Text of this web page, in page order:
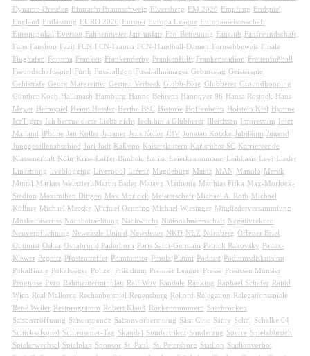
Dynamo Dresden
Eintracht Braunschweig Elversberg EM 2020 Empfang
Endspiel
England
Entlassung EURO 2020 Europa Europa League
Europameisterschaft
Europapokal
Everton Fahnenmeier fair-unfair Fan-Betreuung Fanclub
Fanfreundschaft
Fans
Fanshop Fazit FCN FCN-Frauen FCN-Handball-Damen Fernsehbeweis
Finale
Flughafen
Fortuna Franken Frankenderby FrankenHilft Frankenstadion
Frauenfußball
Freundschaftsspiel
Fürth Fussballgott Fussballmanager Geburtstag Geisterspiel
Geldstrafe Georg Margreitter Gertjan Verbeek Glubb-Blog Glubberer Groundhopping
Günther Koch
Hallimash Hamburg Hanno Behrens Hannover 96 Hansa Rostock
Hans
Meyer
Heimspiel Heino Hassler Hertha BSC Historie Hoffenheim Holstein Kiel
Hymne
IceTigers
Ich bereue diese Liebe nicht Iech bin a Glubberer Illertissen Impressum
Inter
Mailand
iPhone Jan Koller Japaner Jens Keller JHV Jonatan Kotzke Jubiläum Jugend
Junggesellenabschied
Juri Judt KaDepp Kaiserslautern Karlsruher SC
Karriereende
Klassenerhalt
Köln Krise Laffer Bimbela Larisa Leierkastenmann Leihbasis Levi
Lieder
Linastrong
liveblogging Liverpool Lizenz Magdeburg Mainz MAN Manolo
Marek
Mintal
Markus Weinzierl Martin Bader Matavz Mathenia Matthias Fifka
Max-Morlock-
Stadion
Maximilian Dittgen Max Morlock Meisterschaft Michael A. Roth
Michael
Köllner Michael Meeske Michael Oenning Michael Wiesinger Mitgliederversammlung
Muskelfaserriss Nachbetrachtung Nachwuchs Nationalmannschaft Negativrekord
Neuverpflichtung
Newcastle United Newsletter NKD NLZ Nürnberg Offener Brief
Optimist Oskar Osnabrück Paderborn Paris Saint-Germain Patrick Rakovsky
Pattex-
Klewer
Pegnitz Pfostentreffer Phantomtor Pinola Platini Podcast
Podiumsdiskussion
Pokalfinale
Pokalsieger Polizei Präsidium Premier League Presse
Preussen Münster
Prognose
Pyro Rahmenterminplan Ralf Woy Randale Ranking Raphael Schäfer
Rapid
Wien
Real Mallorca Rechenbeispiel Regensburg Rekord Relegation
Relegationsspiele
René Weiler
Restprogramm Robert Klauß Rückennummern Saarbrücken
Saisoneröffnung Saisonspende Saisonvorbereitung Sasa Ciric Satire Schal
Schalke 04
Schicksalsspiel
Schleusener-Tag Skandal Sondertrikot Sonderzug Sperre Spielabbruch
Spielerwechsel
Spielplan Sponsor St. Pauli St. Petersburg Stadion Stadionverbot